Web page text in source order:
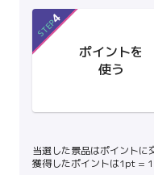
STEP4
ポイントを
使う
当選した景品はポイントに
獲得したポイントは1pt =